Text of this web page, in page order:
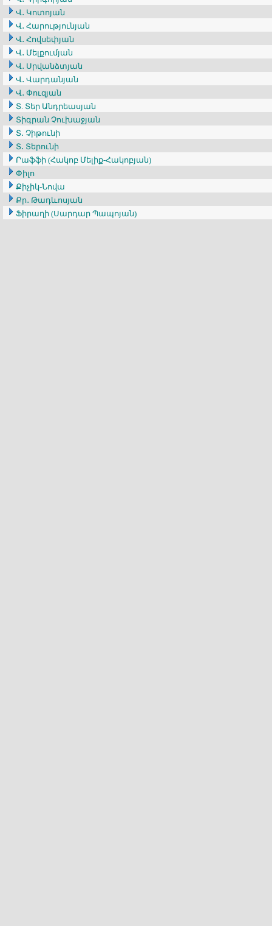
Վ․ Կոտոյան
Վ․ Հարությունյան
Վ․ Հովսեփյան
Վ․ Մելքումյան
Վ․ Սրվանձտյան
Վ․ Վարդանյան
Վ․ Փուզյան
Տ. Տեր Անդրեասյան
Տիգրան Չուխաջյան
Տ․ Չիթունի
Տ․ Տերունի
Րաֆֆի (Հակոբ Մելիք-Հակոբյան)
Փիլո
Քիչիկ-Նովա
Քր․ Թադևոսյան
Ֆիրաղի (Սարդար Պապոյան)